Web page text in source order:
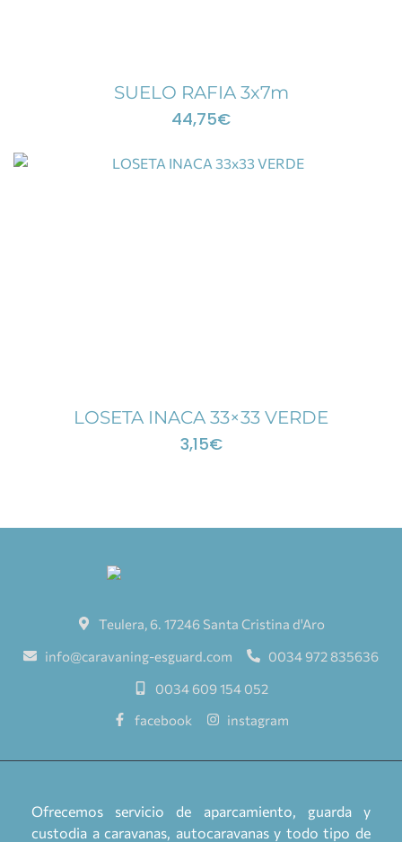
SUELO RAFIA 3x7m
44,75€
LOSETA INACA 33×33 VERDE
3,15€
Teulera, 6. 17246 Santa Cristina d'Aro
info@caravaning-esguard.com
0034 972 835636
0034 609 154 052
facebook
instagram
Ofrecemos servicio de aparcamiento, guarda y
custodia a caravanas, autocaravanas y todo tipo de